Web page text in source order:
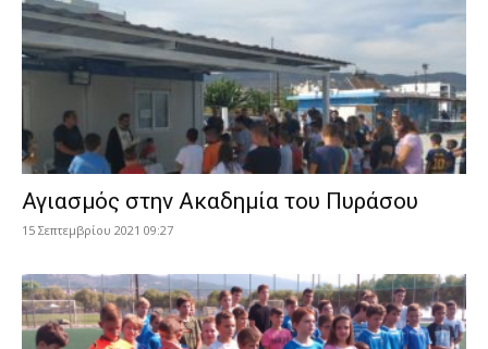
Αγιασμός στην Ακαδημία του Πυράσου
15 Σεπτεμβρίου 2021 09:27